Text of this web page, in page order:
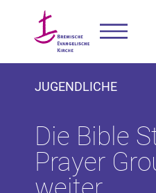
JUGENDLICHE
Die Bible
Prayer